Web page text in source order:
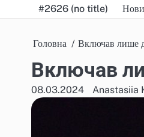
to
#2626 (no title)
Головна Включав лише
Включав
08.03.2024 Anastasiia